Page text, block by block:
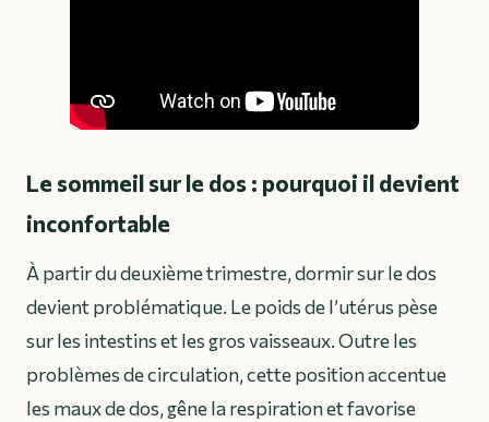
Le sommeil sur le dos : pourquoi il devient
inconfortable
À partir du deuxième trimestre, dormir sur le dos
devient problématique. Le poids de l’utérus pèse
sur les intestins et les gros vaisseaux. Outre les
problèmes de circulation, cette position accentue
les maux de dos, gêne la respiration et favorise